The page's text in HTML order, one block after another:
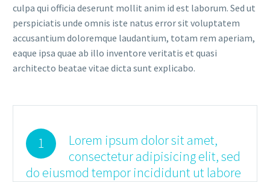
culpa qui officia deserunt mollit anim id est laborum. Sed ut
perspiciatis unde omnis iste natus error sit voluptatem
accusantium doloremque laudantium, totam rem aperiam,
eaque ipsa quae ab illo inventore veritatis et quasi
architecto beatae vitae dicta sunt explicabo.
1
Lorem ipsum dolor sit amet,
consectetur adipisicing elit, sed
do eiusmod tempor incididunt ut labore